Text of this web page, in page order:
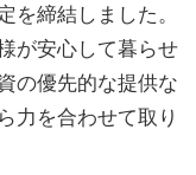
を締結しました。
が安心して暮らせ
の優先的な提供な
力を合わせて取り